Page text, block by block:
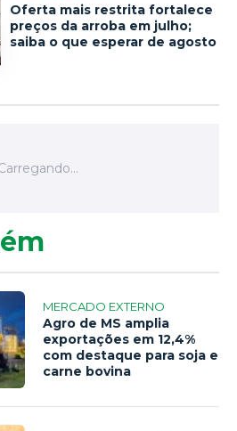
Oferta mais restrita fortalece
preços da arroba em julho;
saiba o que esperar de agosto
MERCADO EXTERNO
Agro de MS amplia
exportações em 12,4%
com destaque para soja e
carne bovina